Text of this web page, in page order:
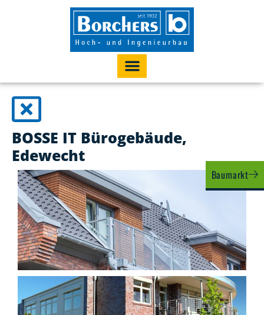
Baumarkt
BOSSE IT Bürogebäude,
Edewecht